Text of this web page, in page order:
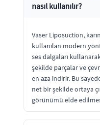
nasıl kullanılır?
Vaser Liposuction,
kullanılan modern
ses dalgaları
şekilde parçalar ve
en aza indirir. Bu
net bir şekilde ortaya
görünümü elde